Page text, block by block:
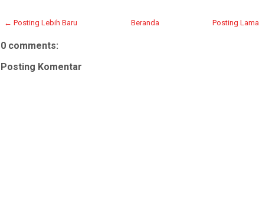
← Posting Lebih Baru Posting
Beranda
0 comments:
Posting Komentar